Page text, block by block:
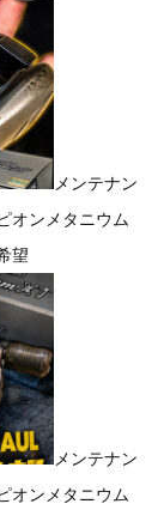
メンテナン
オンメタニウム
望
メンテナン
オンメタニウム